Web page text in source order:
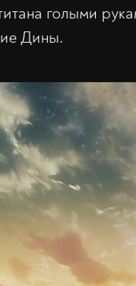
голыми
Дины.